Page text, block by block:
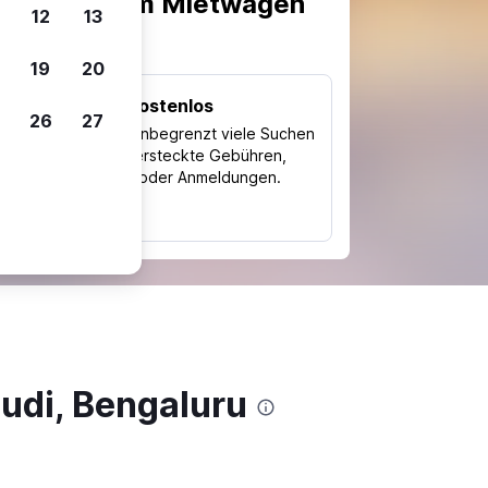
Kostenlos
Nutze unbegrenzt viele Suchen
ohne versteckte Gebühren,
Kosten oder Anmeldungen.
Bengaluru
12 13
19 20
26 27